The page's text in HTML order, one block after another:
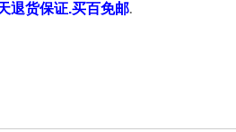
退货保证.买百免邮.